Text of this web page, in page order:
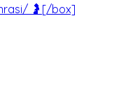
🤰[/box]